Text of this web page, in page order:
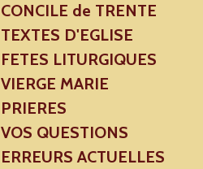
CONCILE de TRENTE
TEXTES D'EGLISE
FETES LITURGIQUES
VIERGE MARIE
PRIERES
VOS QUESTIONS
ERREURS ACTUELLES